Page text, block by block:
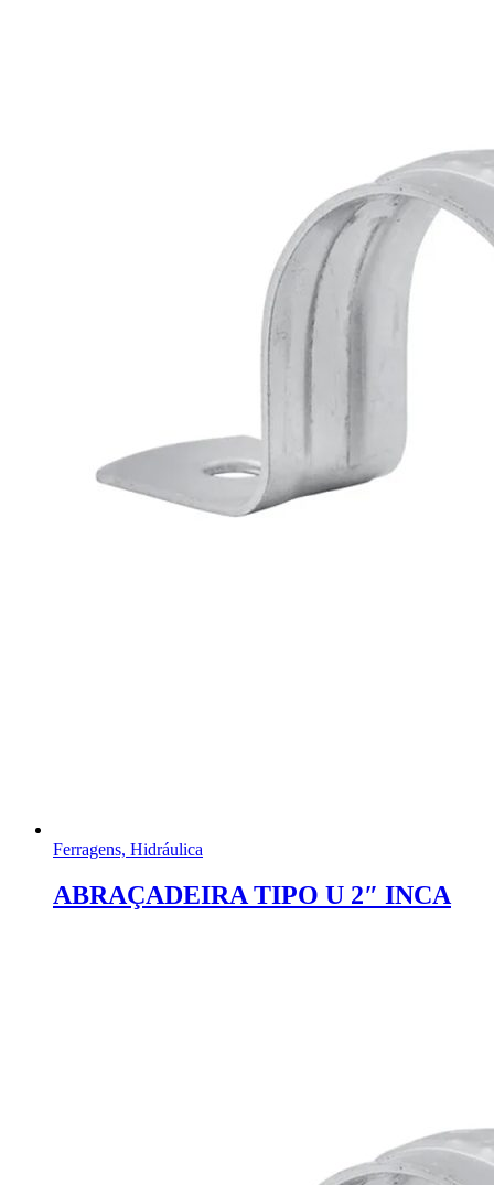
Ferragens, Hidráulica
ABRAÇADEIRA TIPO U 2″ INCA